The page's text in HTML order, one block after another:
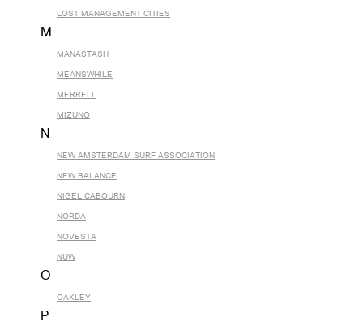
LOST MANAGEMENT CITIES
M
MANASTASH
MEANSWHILE
MERRELL
MIZUNO
N
NEW AMSTERDAM SURF ASSOCIATION
NEW BALANCE
NIGEL CABOURN
NORDA
NOVESTA
NUW
O
OAKLEY
P